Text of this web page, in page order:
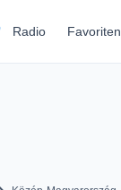
Radio Favoriten